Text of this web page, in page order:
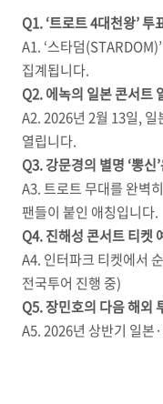
Q1. ‘트로트 4대천왕’
A1. ‘스타덤
집계됩니다.
Q2. 에녹의 일본 콘서트
A2. 2026년 2월 13일, 일
열립니다.
Q3. 강문경의 별명 ‘뽕신
A3. 트로트 무대를 완벽
팬들이 붙인 애칭입니다.
Q4. 진해성 콘서트 티켓
A4. 인터파크 티켓에서
전국투어 진행 중)
Q5. 장민호의 다음 해외
A5. 2026년 상반기 일본